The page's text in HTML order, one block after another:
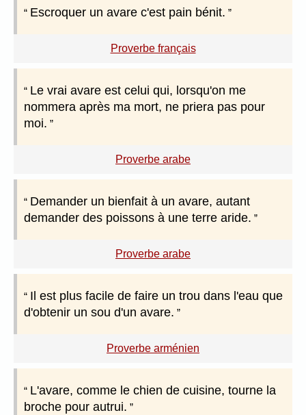
Escroquer un avare c'est pain bénit.
Proverbe français
Le vrai avare est celui qui, lorsqu'on me
nommera après ma mort, ne priera pas pour
moi.
Proverbe arabe
Demander un bienfait à un avare, autant
demander des poissons à une terre aride.
Proverbe arabe
Il est plus facile de faire un trou dans l'eau que
d'obtenir un sou d'un avare.
Proverbe arménien
L'avare, comme le chien de cuisine, tourne la
broche pour autrui.